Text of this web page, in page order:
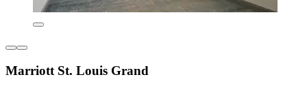
Marriott St. Louis Grand